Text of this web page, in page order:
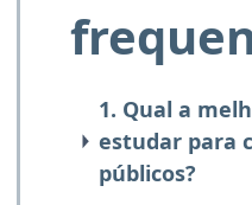
1. Qual a
estudar para
públicos?